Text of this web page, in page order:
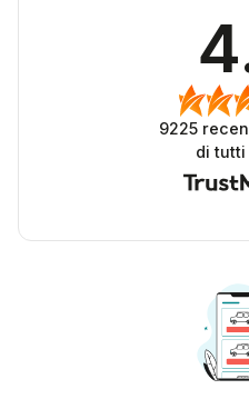
9225
di tutti